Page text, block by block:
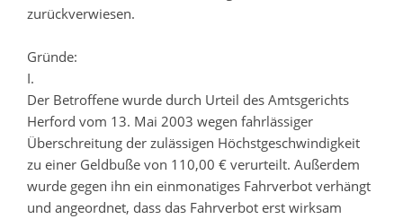
zurückverwiesen.
Gründe:
I.
Der Betroffene wurde durch Urteil des Amtsgerichts
Herford vom 13. Mai 2003 wegen fahrlässiger
Überschreitung der zulässigen Höchstgeschwindigkeit
zu einer Geldbuße von 110,00 € verurteilt. Außerdem
wurde gegen ihn ein einmonatiges Fahrverbot verhängt
und angeordnet, dass das Fahrverbot erst wirksam